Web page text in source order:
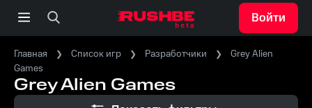
Войти
Главная Список игр Разработчики
Grey Alien
Games
Grey Alien Games